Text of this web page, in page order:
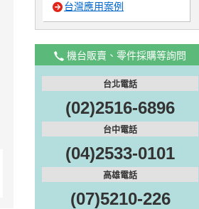
台灣應用案例
機台販賣、零件採購等詢問
台北電話
(02)2516-6896
台中電話
(04)2533-0101
高雄電話
(07)5210-226